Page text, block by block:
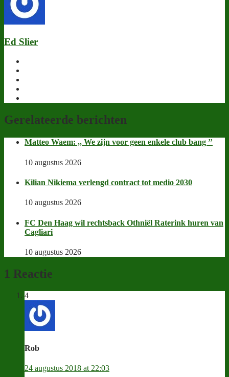
Ed Slier
Gerelateerde berichten
Matteo Waem: ,, We zijn voor geen enkele club bang ’’
10 augustus 2026
Kilian Nikiema verlengd contract tot medio 2030
10 augustus 2026
FC Den Haag wil rechtsback Othniël Raterink huren van
Cagliari
10 augustus 2026
1 Reactie
4
Rob
24 augustus 2018 at 22:03